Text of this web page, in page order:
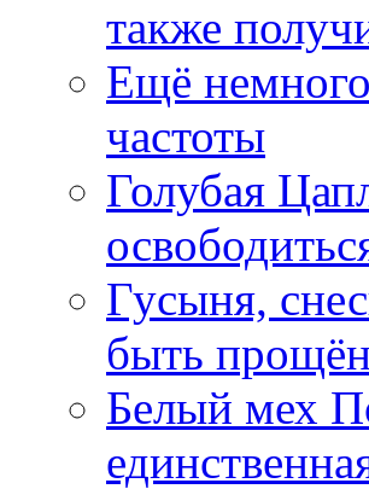
также
Ещё
частоты
Голубая
Гусыня,
быть
Белый мех